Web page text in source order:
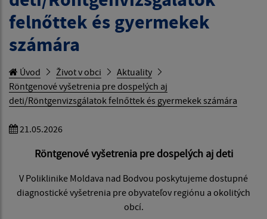
felnőttek és gyermekek
számára
Úvod Život v obci
Aktuality
Röntgenové vyšetrenia pre dospelých aj
deti/Röntgenvizsgálatok felnőttek és gyermekek számára
21.05.2026
Röntgenové vyšetrenia pre dospelých aj deti
V Poliklinike Moldava nad Bodvou poskytujeme dostupné
diagnostické vyšetrenia pre obyvateľov regiónu a okolitých
obcí.